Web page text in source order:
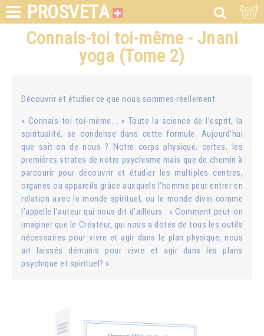
PROSVETA
Connais-toi toi-même - Jnani
yoga (Tome 2)
Découvrir et étudier ce que nous sommes réellement
« Connais‑toi toi‑même... » Toute la science de l’esprit, la
spiritualité, se condense dans cette formule. Aujourd’hui
que sait-on de nous ? Notre corps physique, certes, les
premières strates de notre psychisme mais que de chemin à
parcourir pour découvrir et étudier les multiples centres,
organes ou appareils grâce auxquels l’homme peut entrer en
relation avec le monde spirituel, ou le monde divin comme
l’appelle l’auteur qui nous dit d’ailleurs : « Comment peut-on
imaginer que le Créateur, qui nous a dotés de tous les outils
nécessaires pour vivre et agir dans le plan physique, nous
ait laissés démunis pour vivre et agir dans les plans
psychique et spirituel? »